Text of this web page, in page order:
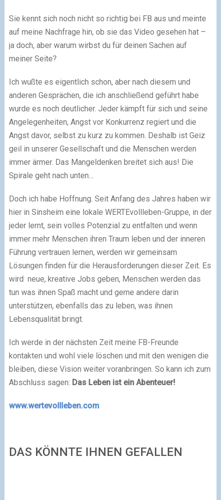
Sie kennt sich noch nicht so richtig bei FB aus und meinte
auf meine Nachfrage hin, ob sie das Video gesehen hat –
ja doch, aber warum wirbst du für deinen Sachen auf
meiner Seite?
Ich wußte es eigentlich schon, aber nach diesem und
anderen Gesprächen, die ich anschließend geführt habe
wurde es noch deutlicher. Jeder kämpft für sich und seine
Angelegenheiten, Angst vor Konkurrenz regiert und die
Angst davor, selbst zu kurz zu kommen. Deshalb ist Geiz
geil in unserer Gesellschaft und die Menschen werden
immer ärmer. Das Mangeldenken breitet sich aus! Die
Spirale geht nach unten…
Doch ich habe Hoffnung. Seit Anfang des Jahres haben wir
hier in Sinsheim eine lokale WERTEvollleben-Gruppe, in der
jeder lernt, sein volles Potenzial zu entfalten und wenn
immer mehr Menschen ihren Traum leben und der inneren
Führung vertrauen lernen, werden wir gemeinsam
Lösungen finden für die Herausforderungen dieser Zeit. Es
wird neue, kreative Jobs geben, Menschen werden das
tun was ihnen Spaß macht und gerne andere darin
unterstützen, ebenfalls das zu leben, was ihnen
Lebensqualität bringt.
Ich werde in der nächsten Zeit meine FB-Freunde
kontakten und wohl viele löschen und mit den wenigen die
bleiben, diese Vision weiter voranbringen. So kann ich zum
Abschluss sagen: Das Leben ist ein Abenteuer!
www.wertevollleben.com
DAS KÖNNTE IHNEN GEFALLEN